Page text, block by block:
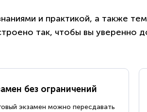
и практикой, а также
так, чтобы вы уверенно
без ограничений
экзамен можно пересдавать